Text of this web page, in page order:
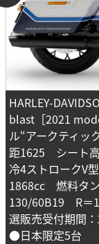
HARLEY-
blast［2021
ル“アークティ
距1625 シート
冷4ストロークV
1868cc 燃料タ
130/60B19 R
選販売受付期間
●日本限定5台